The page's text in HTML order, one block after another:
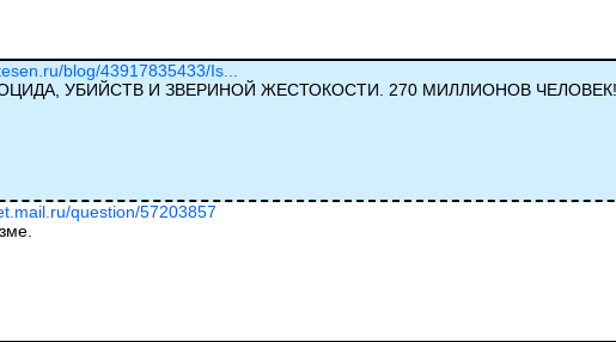
blog/43917835433/Is...
УБИЙСТВ И ЗВЕРИНОЙ ЖЕСТОКОСТИ. 270 МИЛЛИОНОВ
question/57203857